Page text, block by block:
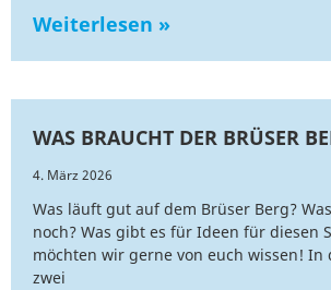
Weiterlesen »
WAS BRAUCHT DER BRÜSER
4. März 2026
Was läuft gut auf dem Brüser Berg?
noch? Was gibt es für Ideen für diesen
möchten wir gerne von euch wissen! In
zwei